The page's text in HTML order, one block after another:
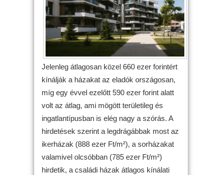
Jelenleg átlagosan közel 660 ezer forintért
kínálják a házakat az eladók országosan,
míg egy évvel ezelőtt 590 ezer forint alatt
volt az átlag, ami mögött területileg és
ingatlantípusban is elég nagy a szórás. A
hirdetések szerint a legdrágábbak most az
ikerházak (888 ezer Ft/m²), a sorházakat
valamivel olcsóbban (785 ezer Ft/m²)
hirdetik, a családi házak átlagos kínálati